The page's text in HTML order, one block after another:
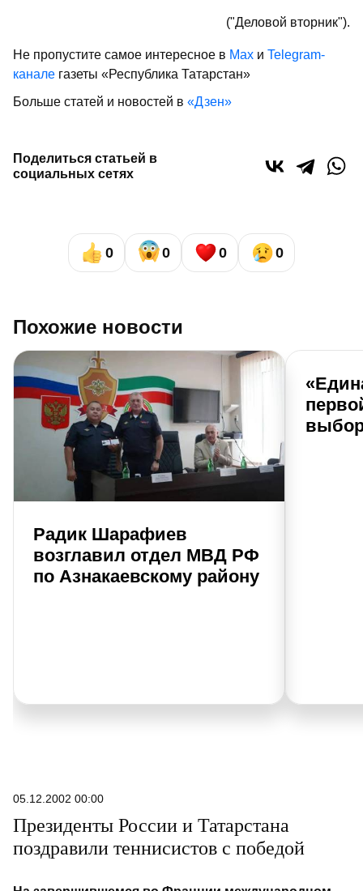
("Деловой вторник").
Не пропустите самое интересное в Max и Telegram-
канале газеты «Республика Татарстан»
Больше статей и новостей в «Дзен»
Поделиться статьей в
социальных сетях
0 0 0 0
Похожие новости
Радик Шарафиев
возглавил отдел МВД РФ
по Азнакаевскому району
05.12.2002 00:00
Президенты России и Татарстана
поздравили теннисистов с победой